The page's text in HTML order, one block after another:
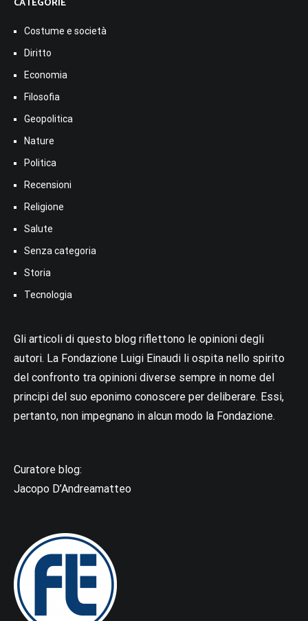
Costume e società
Diritto
Economia
Filosofia
Geopolitica
Nature
Politica
Recensioni
Religione
Salute
Senza categoria
Storia
Tecnologia
Gli articoli di questo blog riflettono le opinioni degli
autori. La Fondazione Luigi Einaudi li ospita nello spirito
del confronto tra opinioni diverse sempre in nome del
principi del suo eponimo conoscere per deliberare. Essi,
pertanto, non impegnano in alcun modo la Fondazione.
Curatore blog:
Jacopo D’Andreamatteo